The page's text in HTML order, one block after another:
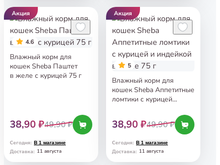
Акция
4.6
Влажный корм для
кошек Sheba Паштет
в желе с курицей 75 г
38,90 ₽49,90 ₽
Сегодня: В 1 магазине
Доставка: 11 августа
Акция
5
Влажный корм для
кошек Sheba Аппетитные
ломтики с курицей
38,90 ₽49,90 ₽
Сегодня: В 1 магазине
Доставка: 11 августа